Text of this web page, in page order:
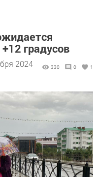
градусов
2024
330 0 1